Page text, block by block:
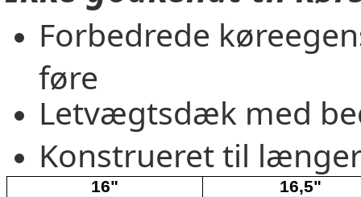
Forbedrede
føre
Letvægtsdæk med
Konstrueret til
16"
16,5"